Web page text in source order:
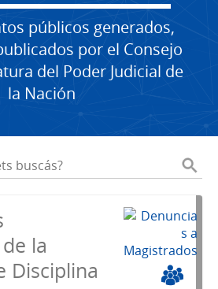
públicos generados,
por el Consejo
del Poder Judicial de
la Nación
la
Disciplina